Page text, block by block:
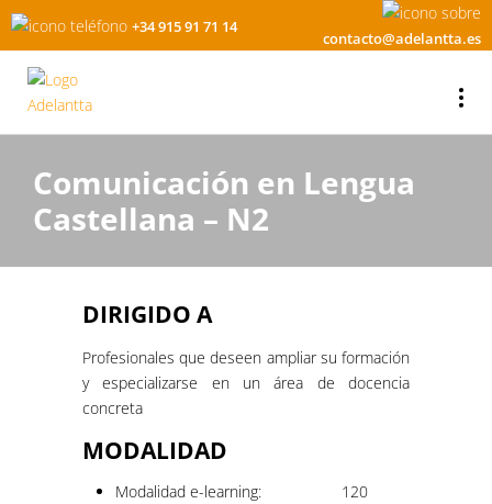
+34 915 91 71 14
contacto@adelantta.es
Comunicación en Lengua
Castellana – N2
DIRIGIDO A
Profesionales que deseen ampliar su formación
y especializarse en un área de docencia
concreta
MODALIDAD
Modalidad e-learning:
120